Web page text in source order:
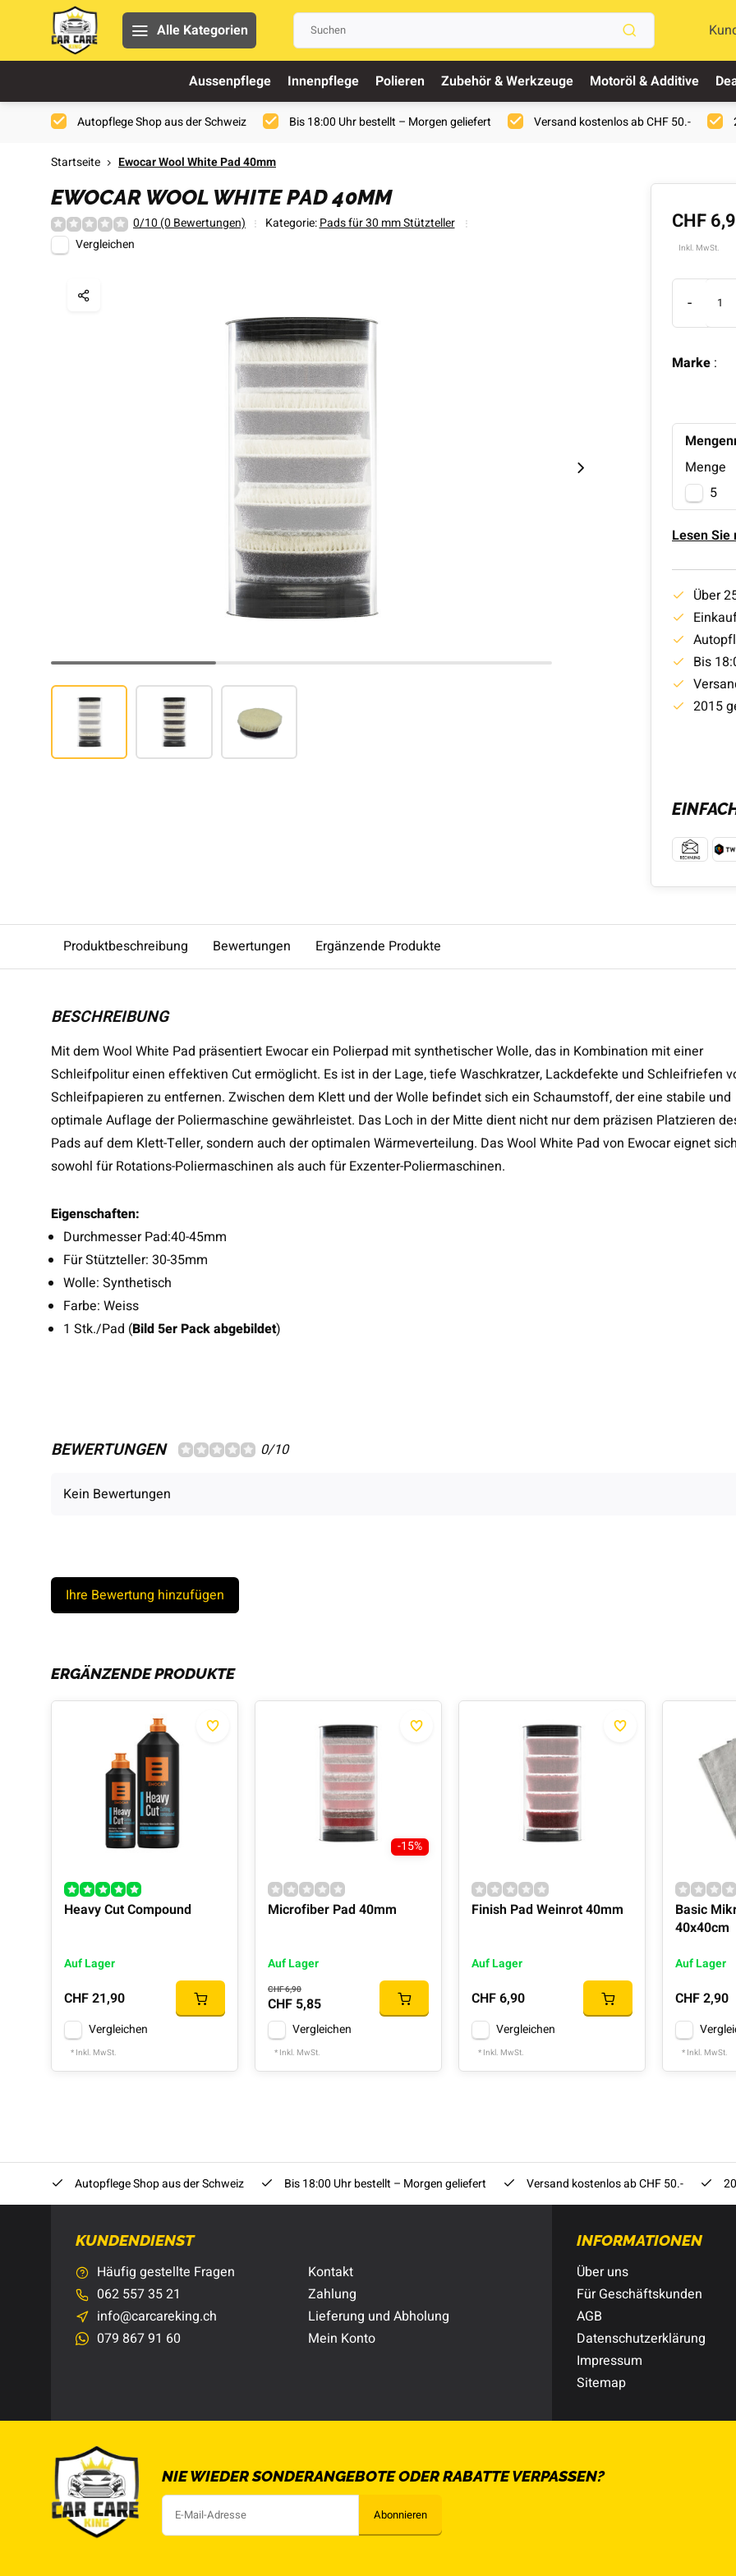
Alle Kategorien
Aussenpflege Innenpflege Polieren Zubehör & Werkzeuge Motoröl & Additive
Autopflege Shop aus der Schweiz Bis 18:00 Uhr bestellt – Morgen geliefert Versand kostenlos ab CHF 50.-
Startseite Ewocar Wool White Pad 40mm
EWOCAR WOOL WHITE PAD 40MM
0/10 (0 Bewertungen) Kategorie:Pads für 30 mm Stützteller
Vergleichen
CHF
Inkl. MwSt.
-
Marke :
Menge
5
Lesen Sie
Über
Bis
2015
Produktbeschreibung Bewertungen Ergänzende Produkte
BESCHREIBUNG
Mit dem Wool White Pad präsentiert Ewocar ein Polierpad mit synthetischer Wolle, das in Kombination mit einer
Schleifpolitur einen effektiven Cut ermöglicht. Es ist in der Lage, tiefe Waschkratzer, Lackdefekte und Schleifriefen
Schleifpapieren zu entfernen. Zwischen dem Klett und der Wolle befindet sich ein Schaumstoff, der eine stabile und
optimale Auflage der Poliermaschine gewährleistet. Das Loch in der Mitte dient nicht nur dem präzisen Platzieren
Pads auf dem Klett-Teller, sondern auch der optimalen Wärmeverteilung. Das Wool White Pad von Ewocar eignet
sowohl für Rotations-Poliermaschinen als auch für Exzenter-Poliermaschinen.
Eigenschaften:
Durchmesser Pad:40-45mm
Für Stützteller: 30-35mm
Wolle: Synthetisch
Farbe: Weiss
1 Stk./Pad (Bild 5er Pack abgebildet)
BEWERTUNGEN 0/10
Kein Bewertungen
Ihre Bewertung hinzufügen
ERGÄNZENDE PRODUKTE
Heavy Cut Compound
Auf Lager
CHF 21,90
Vergleichen
* Inkl. MwSt.
-15%
Microfiber Pad 40mm
Auf Lager
CHF 6,90
CHF 5,85
Vergleichen
* Inkl. MwSt.
Finish Pad Weinrot 40mm
Auf Lager
CHF 6,90
Vergleichen
* Inkl. MwSt.
Basic
40x40cm
Auf Lager
CHF 2,90
* Inkl. MwSt.
Autopflege Shop aus der Schweiz Bis 18:00 Uhr bestellt – Morgen geliefert Versand kostenlos ab CHF 50.-
KUNDENDIENST
Häufig gestellte Fragen
062 557 35 21
info@carcareking.ch
079 867 91 60
Kontakt
Zahlung
Lieferung und Abholung
Mein Konto
INFORMATIONEN
Über uns
Für Geschäftskunden
AGB
Datenschutzerklärung
Impressum
Sitemap
NIE WIEDER SONDERANGEBOTE ODER RABATTE VERPASSEN?
Abonnieren